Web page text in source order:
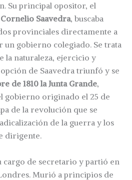
Su principal opositor, el
Cornelio Saavedra, buscaba
provinciales directamente a
un gobierno colegiado. Se trata
la naturaleza, ejercicio y
de Saavedra triunfó y se
de 1810 la Junta Grande,
gobierno originado el 25 de
de la revolución que se
de la guerra y los
dirigente.
de secretario y partió en
Murió a principios de